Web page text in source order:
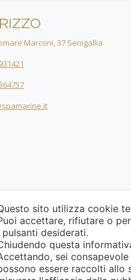
Marconi, 37 Senigallia
sito utilizza cookie
accettare, rifiutare o
pulsanti desiderati.
questa
sei
essere raccolti allo